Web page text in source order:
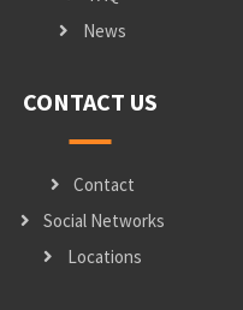
News
CONTACT US
Contact
Social Networks
Locations